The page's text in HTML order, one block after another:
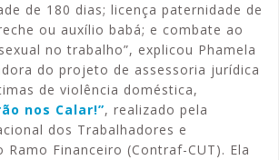
de 180 dias; licença paternidade de
ou auxílio babá; e combate ao
no trabalho”, explicou Phamela
do projeto de assessoria jurídica
de violência doméstica,
nos Calar!”, realizado pela
dos Trabalhadores e
Ramo Financeiro (Contraf-CUT). Ela